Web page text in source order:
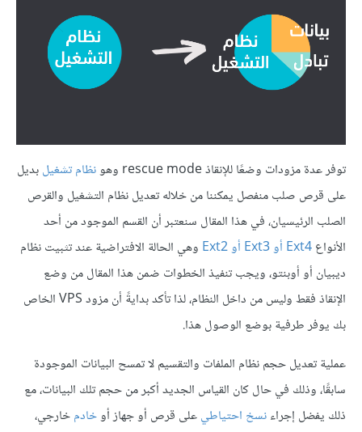
توفر عدة مزودات وضعًا للإنقاذ rescue mode وهو نظام تشغيلبديل
على قرص صلب منفصل يمكننا من خلاله تعديل نظام التشغيل والقرص
الصلب الرئيسيان، في هذا المقال سنعتبر أن القسم الموجود من أحد
الأنواعExt4 أو Ext3 أو Ext2
وهي الحالة الافتراضية عند تثبيت نظام
ديبيان أو أوبنتو، ويجب تنفيذ الخطوات ضمن هذا المقال من وضع
الإنقاذ فقط وليس من داخل النظام، لذا تأكد بدايةً أن مزود VPS الخاص
بك يوفر طرفية بوضع الوصول هذا.
عملية تعديل حجم نظام الملفات والتقسيم لا تمسح البيانات الموجودة
سابقًا، وذلك في حال كان القياس الجديد أكبر من حجم تلك البيانات، مع
ذلك يفضل إجراءنسخ احتياطيعلى قرص أو جهاز أوخادمخارجي،